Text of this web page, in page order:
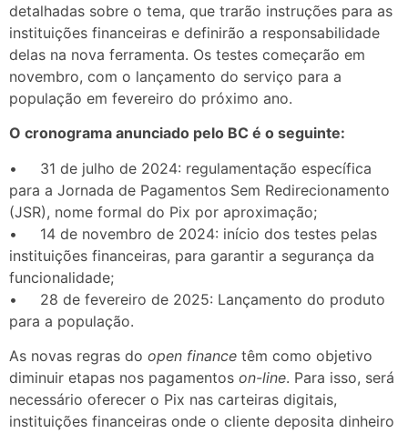
detalhadas sobre o tema, que trarão instruções para as
instituições financeiras e definirão a responsabilidade
delas na nova ferramenta. Os testes começarão em
novembro, com o lançamento do serviço para a
população em fevereiro do próximo ano.
O cronograma anunciado pelo BC é o seguinte:
• 31 de julho de 2024: regulamentação específica
para a Jornada de Pagamentos Sem Redirecionamento
(JSR), nome formal do Pix por aproximação;
• 14 de novembro de 2024: início dos testes pelas
instituições financeiras, para garantir a segurança da
funcionalidade;
• 28 de fevereiro de 2025: Lançamento do produto
para a população.
As novas regras do open finance têm como objetivo
diminuir etapas nos pagamentos on-line. Para isso, será
necessário oferecer o Pix nas carteiras digitais,
instituições financeiras onde o cliente deposita dinheiro